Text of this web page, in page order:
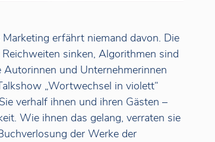
erfährt niemand davon. Die
sinken, Algorithmen sind
und Unternehmerinnen
„Wortwechsel in violett“
verhalf ihnen und ihren Gästen –
Wie ihnen das gelang, verraten sie
der Werke der